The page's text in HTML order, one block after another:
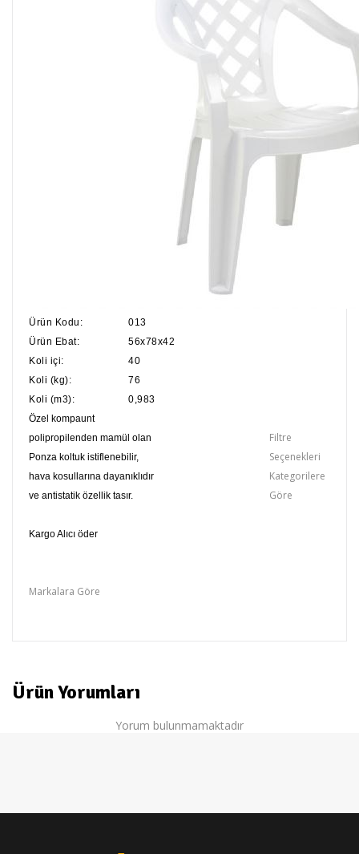
Ürün Kodu:
013
Ürün Ebat:
56x78x42
Koli içi:
40
Koli (kg):
76
Koli (m3):
0,983
Özel kompaunt
polipropilenden mamül olan
Ponza koltuk istiflenebilir,
hava kosullarına dayanıklıdır
ve antistatik özellik tasır.
Kargo Alıcı öder
Filtre
Seçenekleri
Kategorilere
Göre
Markalara Göre
Ürün Yorumları
Yorum bulunmamaktadır